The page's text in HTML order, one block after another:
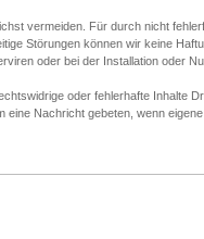
vermeiden. Für durch nicht
Störungen können wir keine
oder bei der Installation oder
oder fehlerhafte Inhalte
Nachricht gebeten, wenn